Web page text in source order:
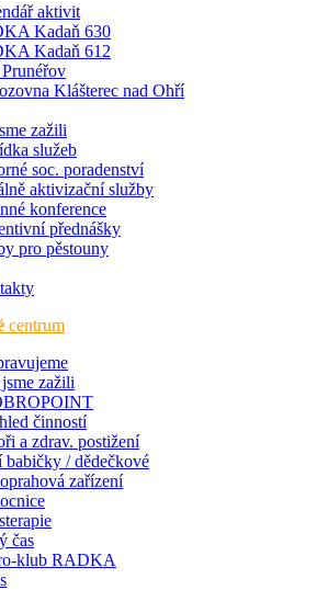
aktivit
Kadaň 630
Kadaň 612
Klášterec nad Ohří
zažili
služeb
soc. poradenství
aktivizační služby
konference
přednášky
pro pěstouny
centrum
zažili
činností
a zdrav. postižení
babičky / dědečkové
zařízení
čas
klub RADKA